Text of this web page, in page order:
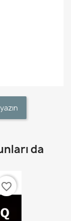
da
favorite_border